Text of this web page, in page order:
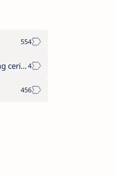
dongeng cerita legenda